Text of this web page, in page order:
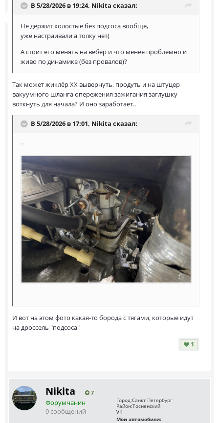
В 5/28/2026 в 19:24, Nikita сказал:
Не держит холостые без подсоса вообще,
уже настраивали а толку нет(
А стоит его менять на вебер и что менее проблемно и
живо по динамике (без провалов)?
Так может жиклёр ХХ вывернуть, продуть и на штуцер
вакуумного шланга опережения зажигания заглушку
воткнуть для начала? И оно заработает..
В 5/28/2026 в 17:01, Nikita сказал:
И вот на этом фото какая-то борода с тягами, которые идут
на дроссель "подсоса"
1
Nikita 7
Форумчанин
9 сообщений
Город:Санкт Петербург
Район:Тосненский
VK
Мои автомобили: